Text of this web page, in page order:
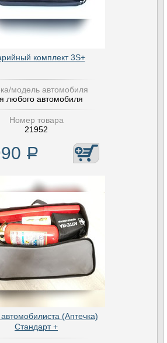
комплект 3S+
модель автомобиля
любого автомобиля
Номер товара
21952
Р
(Аптечка)
Стандарт +